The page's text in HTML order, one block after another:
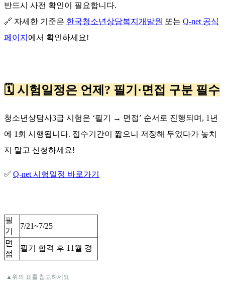
반드시 사전 확인이 필요합니다.
🔗 자세한 기준은 한국청소년상담복지개발원 또는 Q-net 공식
페이지 에서 확인하세요!
🗓️ 시험일정은 언제 ? 필기 ·면접 구분 필수
청소년상담사3급 시험은 ‘필기 → 면접’ 순서로 진행되며 , 1 년
에 1 회 시행됩니다. 접수기간이 짧으니 저장해 두었다가 놓치
지 말고 신청하세요!
✅ Q-net 시험일정 바로가기
필
기
7/21~7/25
면
접
필기 합격 후 11 월 경
▲위의 표를 참고하세요